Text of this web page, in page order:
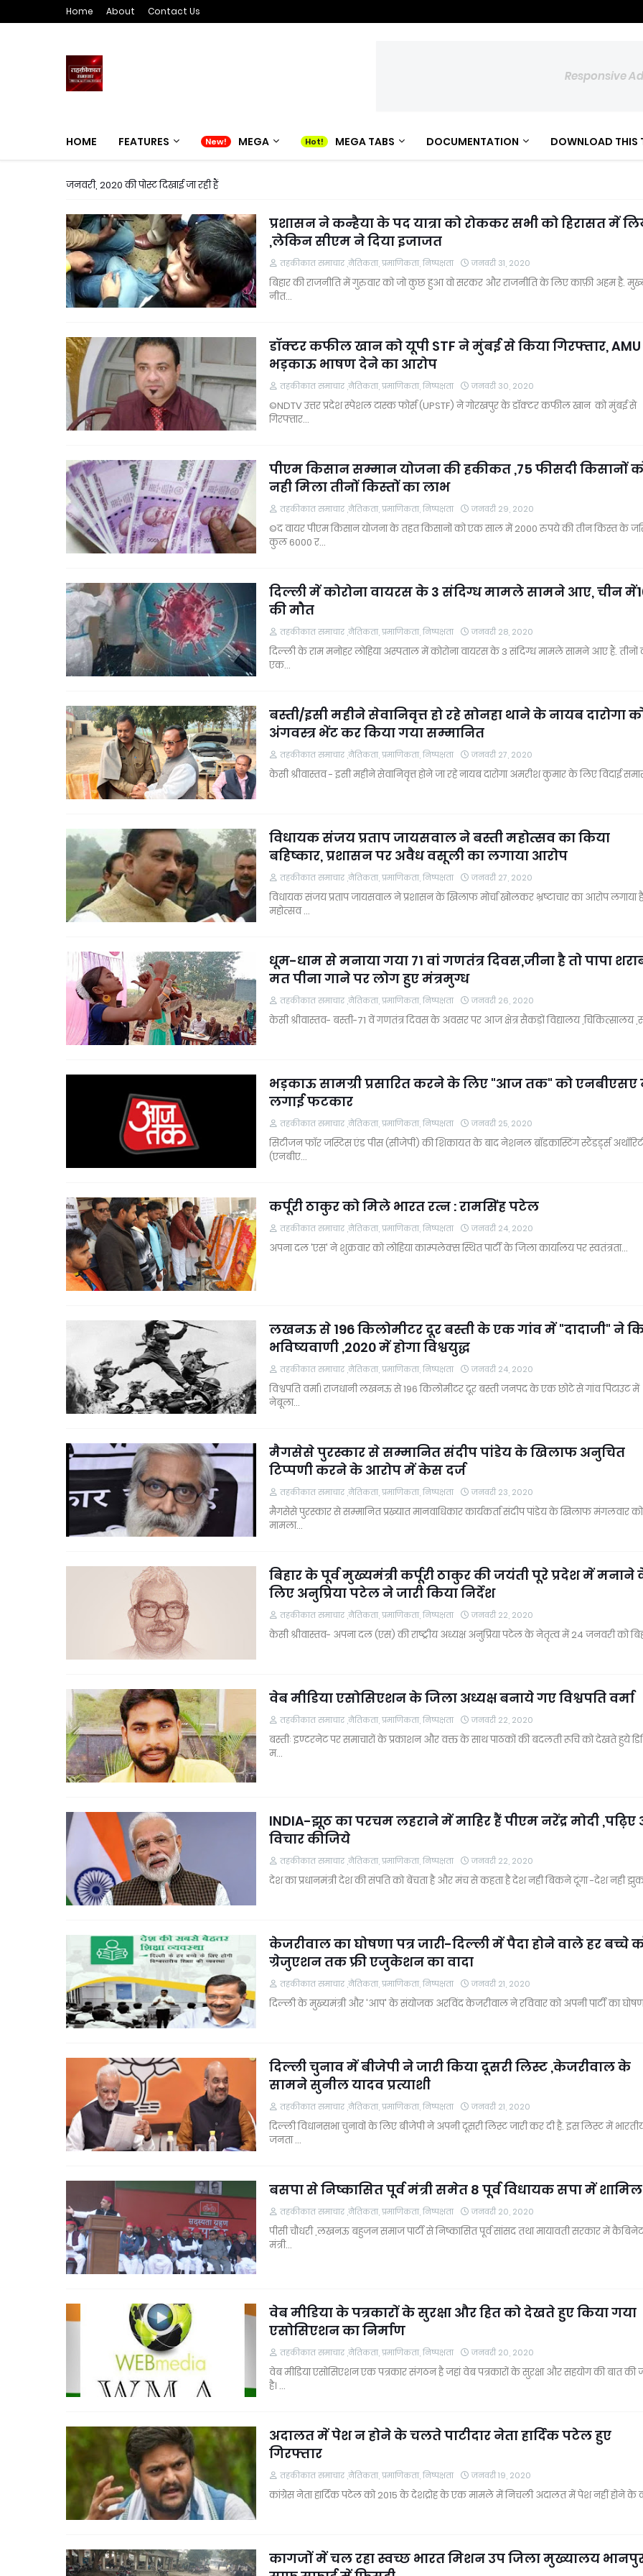
Home About Contact Us
Responsive
HOME FEATURES MEGA MEGA TABS DOCUMENTATION DOWNLOAD THIS
जनवरी, 2020 की पोस्ट दिखाई जा रही हैं
प्रशासन ने कन्हैया के पद यात्रा को रोककर सभी को हिरासत में
,लेकिन सीएम ने दिया इजाजत
तहकीकात समाचार ,नैतिकता, प्रमाणिकता, निष्पक्षता जनवरी 31, 2020
बिहार की राजनीति में गुरुवार को जो कुछ हुआ वो सरकर और राजनीति के लिए काफ़ी अहम है.
नीत…
डॉक्टर कफील खान को यूपी STF ने मुंबई से किया गिरफ्तार,
भड़काऊ भाषण देने का आरोप
तहकीकात समाचार ,नैतिकता, प्रमाणिकता, निष्पक्षता जनवरी 30, 2020
©NDTV उत्तर प्रदेश स्पेशल टास्क फोर्स (UPSTF) ने गोरखपुर के डॉक्टर कफील खान को मुंबई से
गिरफ्तार…
पीएम किसान सम्मान योजना की हकीकत ,75 फीसदी किसानों
नही मिला तीनों किस्तों का लाभ
तहकीकात समाचार ,नैतिकता, प्रमाणिकता, निष्पक्षता जनवरी 29, 2020
©द वायर पीएम किसान योजना के तहत किसानों को एक साल में 2000 रुपये की तीन किस्त के
कुल 6000 र…
दिल्ली में कोरोना वायरस के 3 संदिग्ध मामले सामने आए, चीन
की मौत
तहकीकात समाचार ,नैतिकता, प्रमाणिकता, निष्पक्षता जनवरी 28, 2020
दिल्ली के राम मनोहर लोहिया अस्पताल में कोरोना वायरस के 3 संदिग्ध मामले सामने आए हैं. तीनों
एक…
बस्ती/इसी महीने सेवानिवृत्त हो रहे सोनहा थाने के नायब दारोगा
अंगवस्त्र भेंट कर किया गया सम्मानित
तहकीकात समाचार ,नैतिकता, प्रमाणिकता, निष्पक्षता जनवरी 27, 2020
केसी श्रीवास्तव - इसी महीने सेवानिवृत्त होने जा रहे नायब दारोगा अमरीश कुमार के लिए विदाई
विधायक संजय प्रताप जायसवाल ने बस्ती महोत्सव का किया
बहिष्कार, प्रशासन पर अवैध वसूली का लगाया आरोप
तहकीकात समाचार ,नैतिकता, प्रमाणिकता, निष्पक्षता जनवरी 27, 2020
विधायक संजय प्रताप जायसवाल ने प्रशासन के खिलाफ मोर्चा खोलकर भ्रष्टाचार का आरोप लगाया है
महोत्सव …
धूम-धाम से मनाया गया 71 वां गणतंत्र दिवस,जीना है तो पापा
मत पीना गाने पर लोग हुए मंत्रमुग्ध
तहकीकात समाचार ,नैतिकता, प्रमाणिकता, निष्पक्षता जनवरी 26, 2020
केसी श्रीवास्तव- बस्ती-71 वें गणतंत्र दिवस के अवसर पर आज क्षेत्र सैकड़ों विद्यालय ,चिकित्सालय
भड़काऊ सामग्री प्रसारित करने के लिए "आज तक" को एनबीएसए
लगाई फटकार
तहकीकात समाचार ,नैतिकता, प्रमाणिकता, निष्पक्षता जनवरी 25, 2020
सिटीजन फॉर जस्टिस एंड पीस (सीजेपी) की शिकायत के बाद नेशनल ब्रॉडकास्टिंग स्टैंडर्ड्स
(एनबीए…
कर्पूरी ठाकुर को मिले भारत रत्न : रामसिंह पटेल
तहकीकात समाचार ,नैतिकता, प्रमाणिकता, निष्पक्षता जनवरी 24, 2020
अपना दल 'एस' ने शुक्रवार को लोहिया काम्पलेक्स स्थित पार्टी के जिला कार्यालय पर स्वतंत्रता…
लखनऊ से 196 किलोमीटर दूर बस्ती के एक गांव में "दादाजी" ने
भविष्यवाणी ,2020 में होगा विश्वयुद्ध
तहकीकात समाचार ,नैतिकता, प्रमाणिकता, निष्पक्षता जनवरी 24, 2020
विश्वपति वर्मा। राजधानी लखनऊ से 196 किलोमीटर दूर बस्ती जनपद के एक छोटे से गांव पिटाउट में
नेबूला…
मैगसेसे पुरस्कार से सम्मानित संदीप पांडेय के खिलाफ अनुचित
टिप्पणी करने के आरोप में केस दर्ज
तहकीकात समाचार ,नैतिकता, प्रमाणिकता, निष्पक्षता जनवरी 23, 2020
मैगसेसे पुरस्कार से सम्मानित प्रख्यात मानवाधिकार कार्यकर्ता संदीप पांडेय के खिलाफ मंगलवार को
मामला…
बिहार के पूर्व मुख्यमंत्री कर्पूरी ठाकुर की जयंती पूरे प्रदेश में मनाने
लिए अनुप्रिया पटेल ने जारी किया निर्देश
तहकीकात समाचार ,नैतिकता, प्रमाणिकता, निष्पक्षता जनवरी 22, 2020
केसी श्रीवास्तव- अपना दल (एस) की राष्ट्रीय अध्यक्ष अनुप्रिया पटेल के नेतृत्व में 24 जनवरी को
वेब मीडिया एसोसिएशन के जिला अध्यक्ष बनाये गए विश्वपति वर्मा
तहकीकात समाचार ,नैतिकता, प्रमाणिकता, निष्पक्षता जनवरी 22, 2020
बस्तीः इण्टरनेट पर समाचारों के प्रकाशन और वक्त के साथ पाठकों की बदलती रूचि को देखते हुये
म…
INDIA-झूठ का परचम लहराने में माहिर हैं पीएम नरेंद्र मोदी
विचार कीजिये
तहकीकात समाचार ,नैतिकता, प्रमाणिकता, निष्पक्षता जनवरी 22, 2020
देश का प्रधानमंत्री देश की संपति को बेंचता है और मंच से कहता है देश नही बिकने दूंगा -देश नही
केजरीवाल का घोषणा पत्र जारी-दिल्ली में पैदा होने वाले हर बच्चे
ग्रेजुएशन तक फ्री एजुकेशन का वादा
तहकीकात समाचार ,नैतिकता, प्रमाणिकता, निष्पक्षता जनवरी 21, 2020
दिल्ली के मुख्यमंत्री और 'आप' के संयोजक अरविंद केजरीवाल ने रविवार को अपनी पार्टी का
दिल्ली चुनाव में बीजेपी ने जारी किया दूसरी लिस्ट ,केजरीवाल के
सामने सुनील यादव प्रत्याशी
तहकीकात समाचार ,नैतिकता, प्रमाणिकता, निष्पक्षता जनवरी 21, 2020
दिल्ली विधानसभा चुनावों के लिए बीजेपी ने अपनी दूसरी लिस्ट जारी कर दी है. इस लिस्ट में
जनता …
बसपा से निष्कासित पूर्व मंत्री समेत 8 पूर्व विधायक सपा में शामिल
तहकीकात समाचार ,नैतिकता, प्रमाणिकता, निष्पक्षता जनवरी 20, 2020
पीसी चौधरी ,लखनऊ बहुजन समाज पार्टी से निष्कासित पूर्व सांसद तथा मायावती सरकार में कैबिनेट
मंत्री…
वेब मीडिया के पत्रकारों के सुरक्षा और हित को देखते हुए किया गया
एसोसिएशन का निर्माण
तहकीकात समाचार ,नैतिकता, प्रमाणिकता, निष्पक्षता जनवरी 20, 2020
वेब मीडिया एसोसिएशन एक पत्रकार संगठन है जहां वेब पत्रकारों के सुरक्षा और सहयोग की बात की
है। …
अदालत में पेश न होने के चलते पाटीदार नेता हार्दिक पटेल हुए
गिरफ्तार
तहकीकात समाचार ,नैतिकता, प्रमाणिकता, निष्पक्षता जनवरी 19, 2020
कांग्रेस नेता हार्दिक पटेल को 2015 के देशद्रोह के एक मामले में निचली अदालत में पेश नहीं होने के
कागजों में चल रहा स्वच्छ भारत मिशन उप जिला मुख्यालय